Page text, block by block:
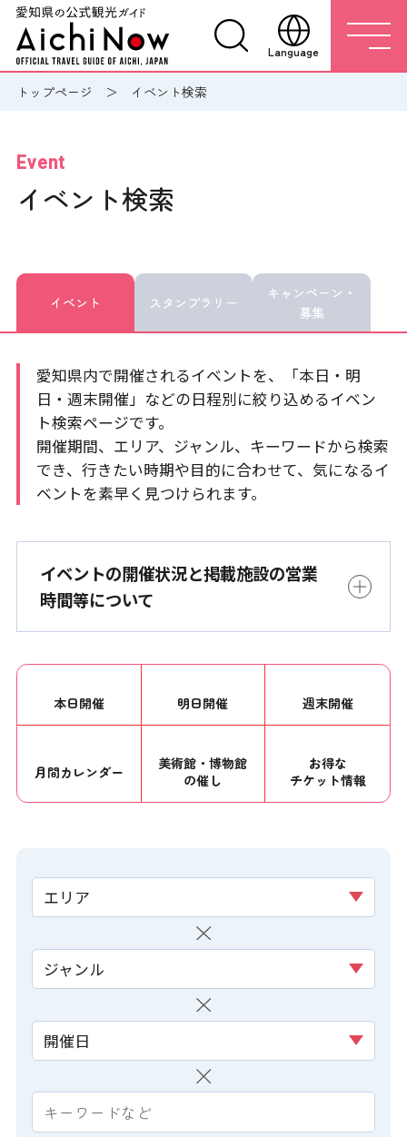
Language
トップページ イベント検索
Event
イベント検索
イベント スタンプラリー
キャンペーン・
募集
愛知県内で開催されるイベントを、「本日・明
日・週末開催」などの日程別に絞り込めるイベン
ト検索ページです。
開催期間、エリア、ジャンル、キーワードから検索
でき、行きたい時期や目的に合わせて、気になるイ
ベントを素早く見つけられます。
イベントの開催状況と掲載施設の営業
時間等について
本日開催 明日開催 週末開催
月間カレンダー
美術館・博物館
の催し
お得な
チケット情報
エリア
ジャンル
開催日